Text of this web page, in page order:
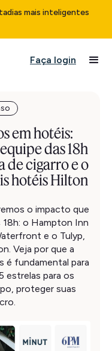
mais inteligentes
Faça login
em hotéis:
das 18h
de cigarro e o
hotéis Hilton
o impacto que
o Hampton Inn
e o Tulyp,
Veja por que a
é fundamental para
estrelas para os
proteger suas